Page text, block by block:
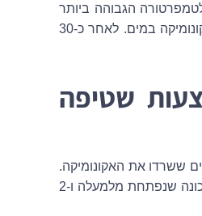
לטמפרטורה הגבוהה ביותר
האפשרית. תנו למכונה להתמלא, והפסיקו את הפעולה לאחר שהמכונה ערבלה את האקונומיקה במים. לאחר כ-30
שטיפה
ששרדו את האקונומיקה.
התחילו בהגדרת המכונה לטמפרטורה החמה ביותר. הוסיפו 4 כוסות חומץ לבן רגיל למכונה שנפתחת מלמעלה ו-2